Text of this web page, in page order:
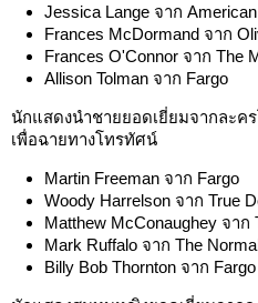
Jessica Lange จาก
Frances McDormand จาก
Frances O'Connor จาก The
Allison Tolman จาก Fargo
นักแสดงนำชายยอดเยี่ยมจากละ
เพื่อฉายทางโทรทัศน์
Martin Freeman จาก Fargo
Woody Harrelson จาก True
Matthew McConaughey จาก
Mark Ruffalo จาก The
Billy Bob Thornton จาก Fargo